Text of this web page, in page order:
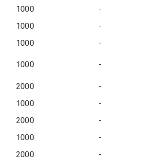
1000 -
1000 -
1000 -
1000 -
2000 -
1000 -
2000 -
1000 -
2000 -